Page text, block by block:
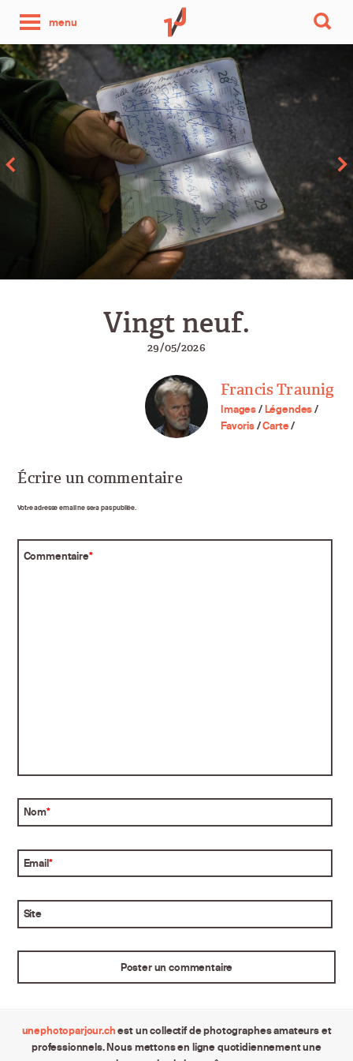
menu
photo
par
jour
Vingt neuf.
29/05/2026
Francis Traunig
Images/Légendes/
Favoris/Carte/
Écrire un commentaire
Votre adresse email ne sera pas publiée.
Commentaire*
Nom*
Email*
Site
unephotoparjour.chest un collectif de photographes amateurs et
professionnels. Nous mettons en ligne quotidiennement une